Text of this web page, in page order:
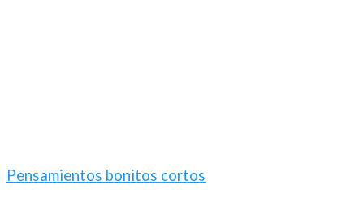
Pensamientos bonitos cortos